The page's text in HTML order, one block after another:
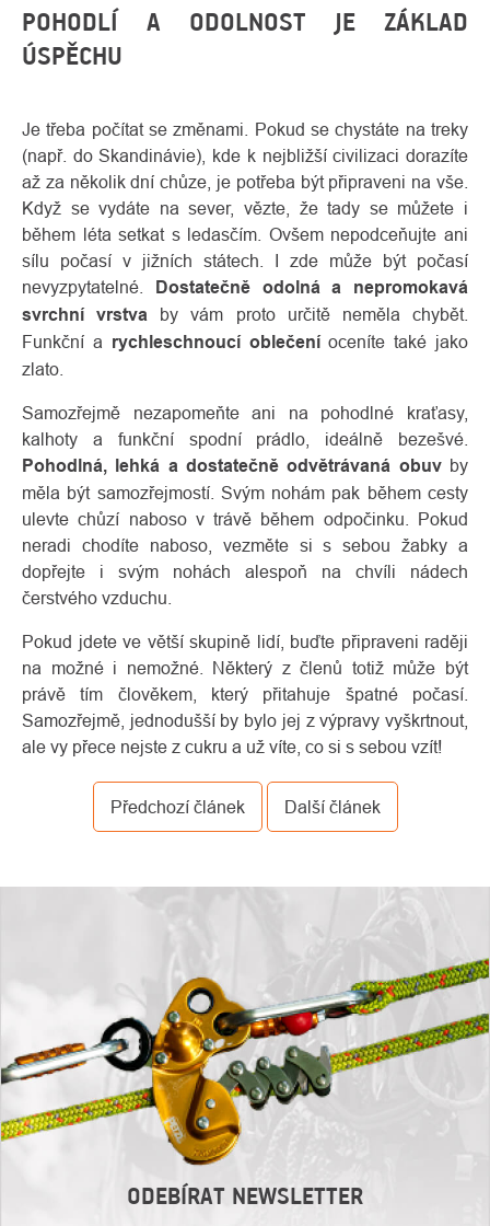
POHODLÍ A ODOLNOST JE ZÁKLAD
ÚSPĚCHU
Je třeba počítat se změnami. Pokud se chystáte na treky
(např. do Skandinávie), kde k nejbližší civilizaci dorazíte
až za několik dní chůze, je potřeba být připraveni na vše.
Když se vydáte na sever, vězte, že tady se můžete i
během léta setkat s ledasčím. Ovšem nepodceňujte ani
sílu počasí v jižních státech. I zde může být počasí
nevyzpytatelné. Dostatečně odolná a nepromokavá
svrchní vrstva by vám proto určitě neměla chybět.
Funkční a rychleschnoucí oblečeníoceníte také jako
zlato.
Samozřejmě nezapomeňte ani na pohodlné kraťasy,
kalhoty a funkční spodní prádlo, ideálně bezešvé.
Pohodlná, lehká a dostatečně odvětrávaná obuvby
měla být samozřejmostí. Svým nohám pak během cesty
ulevte chůzí naboso v trávě během odpočinku. Pokud
neradi chodíte naboso, vezměte si s sebou žabky a
dopřejte i svým nohách alespoň na chvíli nádech
čerstvého vzduchu.
Pokud jdete ve větší skupině lidí, buďte připraveni raději
na možné i nemožné. Některý z členů totiž může být
právě tím člověkem, který přitahuje špatné počasí.
Samozřejmě, jednodušší by bylo jej z výpravy vyškrtnout,
ale vy přece nejste z cukru a už víte, co si s sebou vzít!
Předchozí článek Další článek
ODEBÍRAT NEWSLETTER